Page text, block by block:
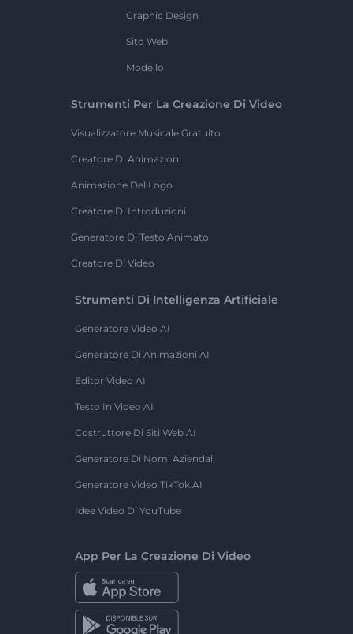
Graphic Design
Sito Web
Modello
Strumenti Per La Creazione Di Video
Visualizzatore Musicale Gratuito
Creatore Di Animazioni
Animazione Del Logo
Creatore Di Introduzioni
Generatore Di Testo Animato
Creatore Di Video
Strumenti Di Intelligenza Artificiale
Generatore Video AI
Generatore Di Animazioni AI
Editor Video AI
Testo In Video AI
Costruttore Di Siti Web AI
Generatore Di Nomi Aziendali
Generatore Video TikTok AI
Idee Video Di YouTube
App Per La Creazione Di Video